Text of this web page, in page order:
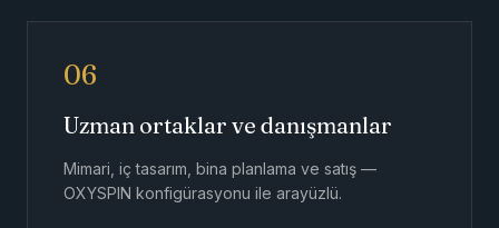
06
Uzman ortaklar ve danışmanlar
Mimari, iç tasarım, bina planlama ve satış —
OXYSPIN konfigürasyonu ile arayüzlü.